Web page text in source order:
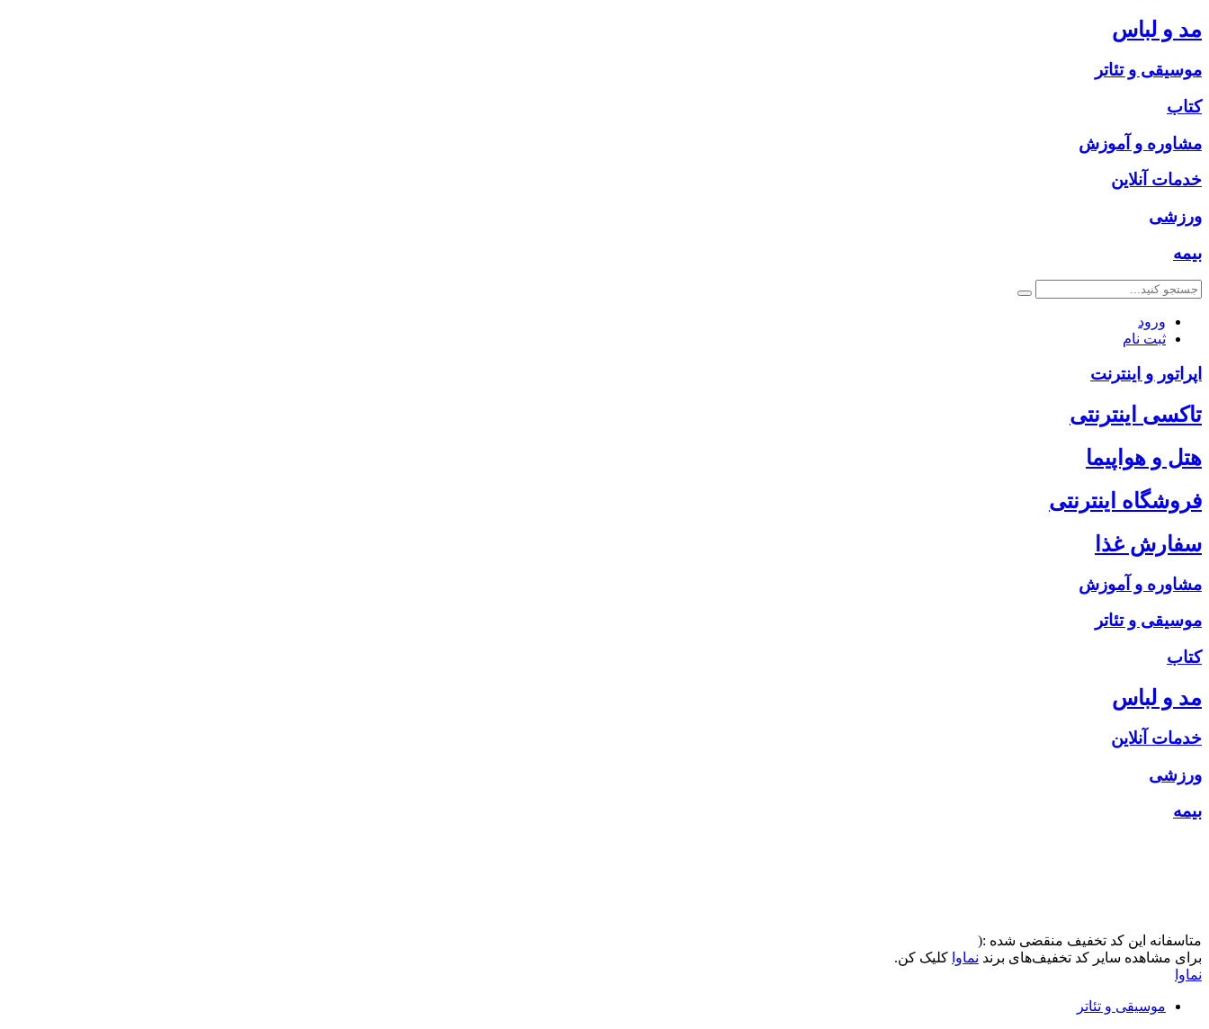
مد و لباس
موسیقی و تئاتر
کتاب
مشاوره و آموزش
خدمات آنلاین
ورزشی
بیمه
ورود
ثبت نام
اپراتور و اینترنت
تاکسی اینترنتی
هتل و هواپیما
فروشگاه اینترنتی
سفارش غذا
مشاوره و آموزش
موسیقی و تئاتر
کتاب
مد و لباس
خدمات آنلاین
ورزشی
بیمه
متاسفانه این کد تخفیف منقضی شده :(
برای مشاهده سایر کد تخفیف‌های برند نماوا کلیک کن.
نماوا
موسیقی و تئاتر